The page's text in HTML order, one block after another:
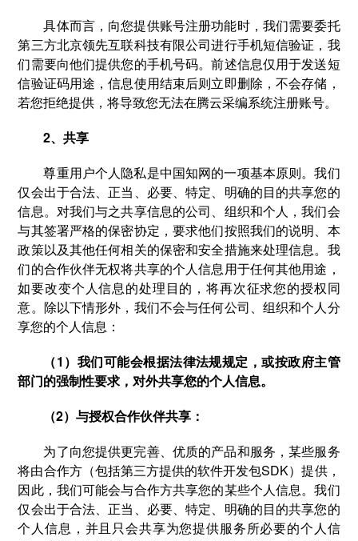
具体而言，向您提供账号注册功能时，我们需要委托
第三方北京领先互联科技有限公司进行手机短信验证，我
们需要向他们提供您的手机号码。前述信息仅用于发送短
信验证码用途，信息使用结束后则立即删除，不会存储，
若您拒绝提供，将导致您无法在腾云采编系统注册账号。
2、共享
尊重用户个人隐私是中国知网的一项基本原则。我们
仅会出于合法、正当、必要、特定、明确的目的共享您的
信息。对我们与之共享信息的公司、组织和个人，我们会
与其签署严格的保密协定，要求他们按照我们的说明、本
政策以及其他任何相关的保密和安全措施来处理信息。我
们的合作伙伴无权将共享的个人信息用于任何其他用途，
如要改变个人信息的处理目的，将再次征求您的授权同
意。除以下情形外，我们不会与任何公司、组织和个人分
享您的个人信息：
（1）我们可能会根据法律法规规定，或按政府主管
部门的强制性要求，对外共享您的个人信息。
（2）与授权合作伙伴共享：
为了向您提供更完善、优质的产品和服务，某些服务
将由合作方（包括第三方提供的软件开发包SDK）提供，
因此，我们可能会与合作方共享您的某些个人信息。我们
仅会出于合法、正当、必要、特定、明确的目的共享您的
个人信息，并且只会共享为您提供服务所必要的个人信